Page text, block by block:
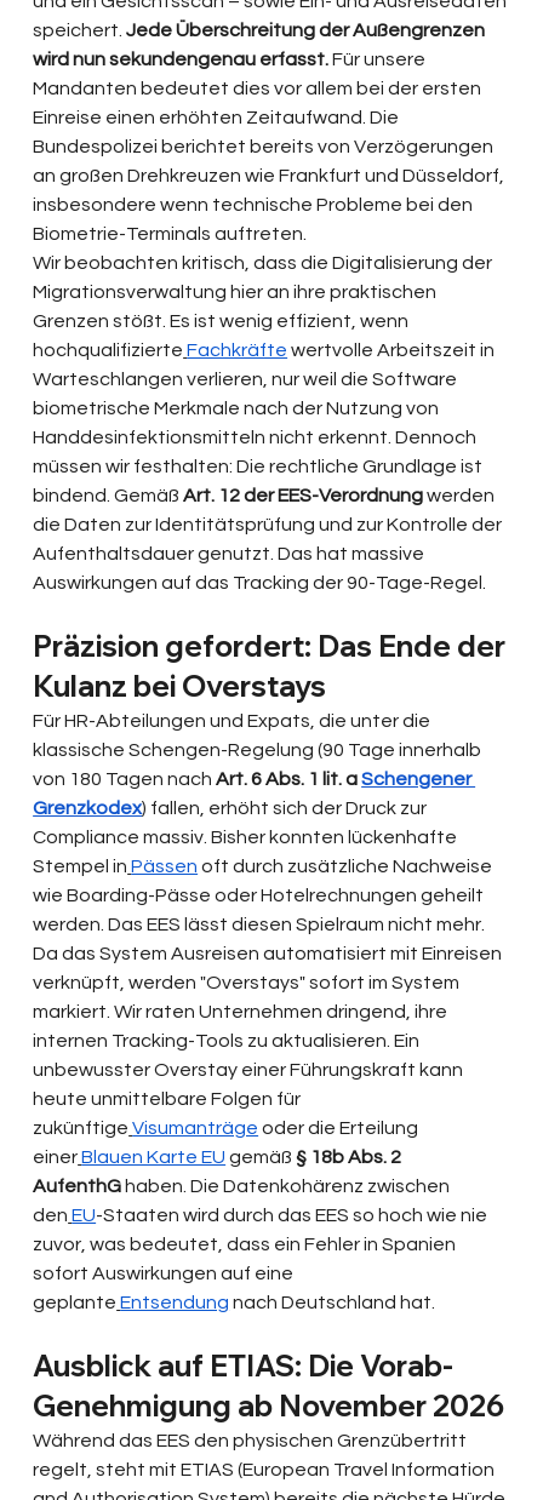
speichert. Jede Überschreitung der Außengrenzen
wird nun sekundengenau erfasst. Für unsere
Mandanten bedeutet dies vor allem bei der ersten
Einreise einen erhöhten Zeitaufwand. Die
Bundespolizei berichtet bereits von Verzögerungen
an großen Drehkreuzen wie Frankfurt und Düsseldorf,
insbesondere wenn technische Probleme bei den
Biometrie-Terminals auftreten.
Wir beobachten kritisch, dass die Digitalisierung der
Migrationsverwaltung hier an ihre praktischen
Grenzen stößt. Es ist wenig effizient, wenn
hochqualifizierte Fachkräfte wertvolle Arbeitszeit in
Warteschlangen verlieren, nur weil die Software
biometrische Merkmale nach der Nutzung von
Handdesinfektionsmitteln nicht erkennt. Dennoch
müssen wir festhalten: Die rechtliche Grundlage ist
bindend. Gemäß Art. 12 der EES-Verordnung werden
die Daten zur Identitätsprüfung und zur Kontrolle der
Aufenthaltsdauer genutzt. Das hat massive
Auswirkungen auf das Tracking der 90-Tage-Regel.
Präzision gefordert: Das Ende der
Kulanz bei Overstays
Für HR-Abteilungen und Expats, die unter die
klassische Schengen-Regelung (90 Tage innerhalb
von 180 Tagen nach Art. 6 Abs. 1 lit. a Schengener
Grenzkodex) fallen, erhöht sich der Druck zur
Compliance massiv. Bisher konnten lückenhafte
Stempel in Pässen oft durch zusätzliche Nachweise
wie Boarding-Pässe oder Hotelrechnungen geheilt
werden. Das EES lässt diesen Spielraum nicht mehr.
Da das System Ausreisen automatisiert mit Einreisen
verknüpft, werden "Overstays" sofort im System
markiert. Wir raten Unternehmen dringend, ihre
internen Tracking-Tools zu aktualisieren. Ein
unbewusster Overstay einer Führungskraft kann
heute unmittelbare Folgen für
zukünftige Visumanträge oder die Erteilung
einerBlauen Karte EU gemäß § 18b Abs. 2
AufenthG haben. Die Datenkohärenz zwischen
den EU-Staaten wird durch das EES so hoch wie nie
zuvor, was bedeutet, dass ein Fehler in Spanien
sofort Auswirkungen auf eine
geplante Entsendung nach Deutschland hat.
Ausblick auf ETIAS: Die Vorab-
Genehmigung ab November 2026
Während das EES den physischen Grenzübertritt
regelt, steht mit ETIAS (European Travel Information